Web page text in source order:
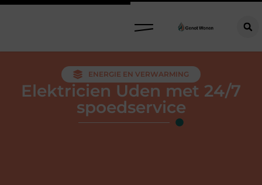
ENERGIE EN VERWARMING
Elektricien Uden met 24/7
spoedservice